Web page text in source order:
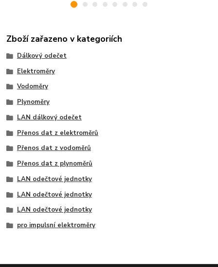
Zboží zařazeno v kategoriích
Dálkový odečet
Elektroměry
Vodoměry
Plynoměry
LAN dálkový odečet
Přenos dat z elektroměrů
Přenos dat z vodoměrů
Přenos dat z plynoměrů
LAN odečtové jednotky
LAN odečtové jednotky
LAN odečtové jednotky
pro impulsní elektroměry